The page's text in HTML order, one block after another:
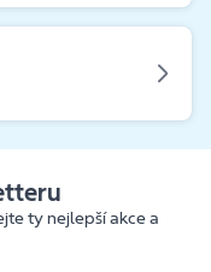
ty nejlepší akce a